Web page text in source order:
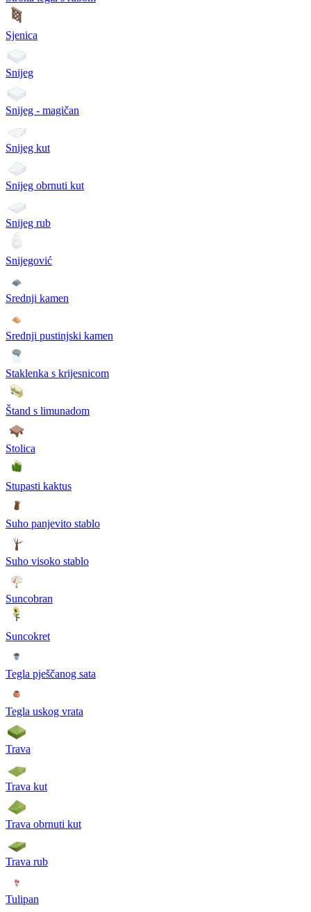
Sjenica
Snijeg
Snijeg - magičan
Snijeg kut
Snijeg obrnuti kut
Snijeg rub
Snijegović
Srednji kamen
Srednji pustinjski kamen
Staklenka s krijesnicom
Štand s limunadom
Stolica
Stupasti kaktus
Suho panjevito stablo
Suho visoko stablo
Suncobran
Suncokret
Tegla pješčanog sata
Tegla uskog vrata
Trava
Trava kut
Trava obrnuti kut
Trava rub
Tulipan